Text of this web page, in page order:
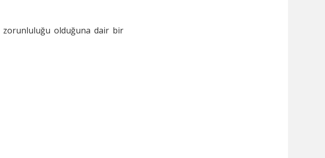
zorunluluğu olduğuna dair bir